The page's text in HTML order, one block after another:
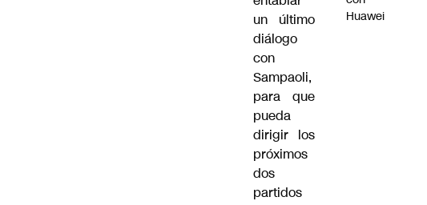
un último
diálogo
con
Sampaoli,
para que
pueda
dirigir los
próximos
dos
partidos
Huawei